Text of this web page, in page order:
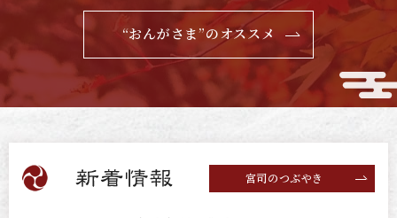
“おんがさま”のオススメ
宮司のつぶやき